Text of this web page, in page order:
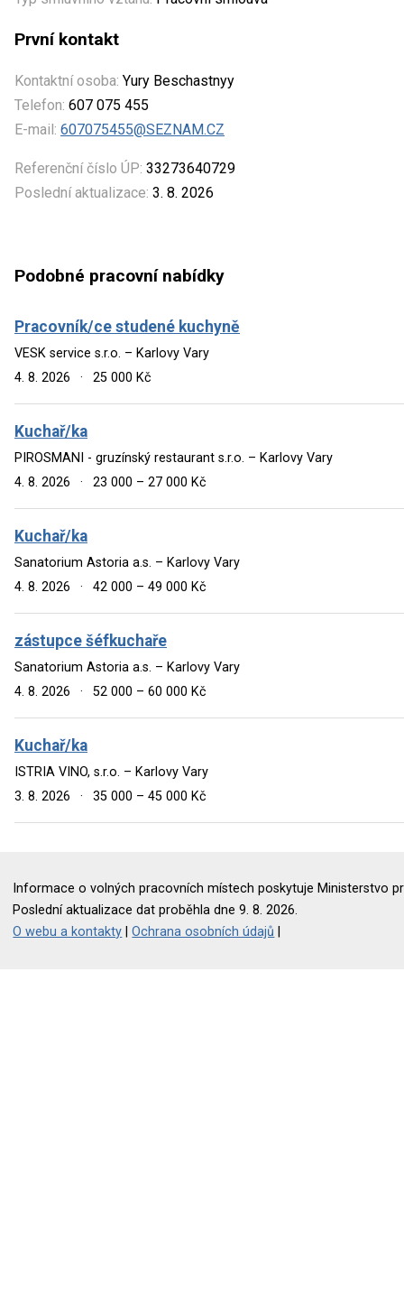
První kontakt
Kontaktní osoba: Yury Beschastnyy
Telefon: 607 075 455
E-mail: 607075455@SEZNAM.CZ
Referenční číslo ÚP: 33273640729
Poslední aktualizace: 3. 8. 2026
Podobné pracovní nabídky
Pracovník/ce studené kuchyně
VESK service s.r.o. – Karlovy Vary
4. 8. 2026
· 25 000 Kč
Kuchař/ka
PIROSMANI - gruzínský restaurant s.r.o. – Karlovy Vary
4. 8. 2026
· 23 000 – 27 000 Kč
Kuchař/ka
Sanatorium Astoria a.s. – Karlovy Vary
4. 8. 2026
· 42 000 – 49 000 Kč
zástupce šéfkuchaře
Sanatorium Astoria a.s. – Karlovy Vary
4. 8. 2026
· 52 000 – 60 000 Kč
Kuchař/ka
ISTRIA VINO, s.r.o. – Karlovy Vary
3. 8. 2026
· 35 000 – 45 000 Kč
Informace o volných pracovních místech poskytuje Ministerstvo
Poslední aktualizace dat proběhla dne 9. 8. 2026.
O webu a kontakty |Ochrana osobních údajů